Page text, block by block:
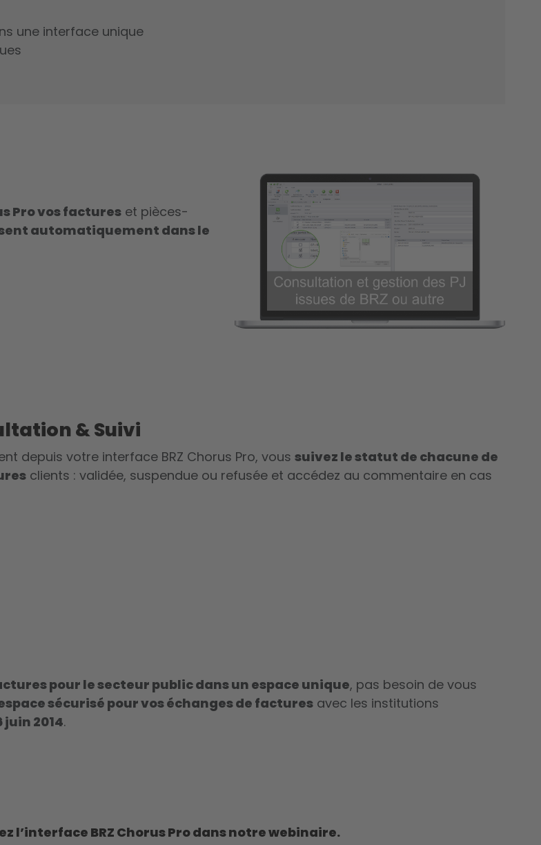
une interface unique
Provos factures et pièces-
automatiquement dans le
& Suivi
depuis votre interface BRZ Chorus Pro, vous suivez le statut de chacune de
clients : validée, suspendue ou refusée et accédez au commentaire en cas
pour le secteur public dans un espace unique, pas besoin de vous
sécurisé pour vos échanges de factures avec les institutions
juin 2014.
l’interface BRZ Chorus Pro dans notre webinaire.